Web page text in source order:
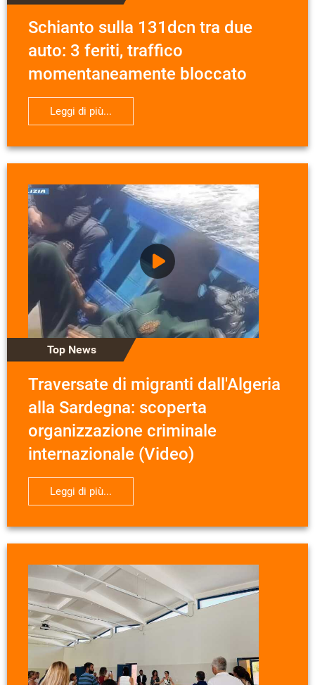
Schianto sulla 131dcn tra due
auto: 3 feriti, traffico
momentaneamente bloccato
Leggi di più...
Top News
Traversate di migranti dall'Algeria
alla Sardegna: scoperta
organizzazione criminale
internazionale (Video)
Leggi di più...